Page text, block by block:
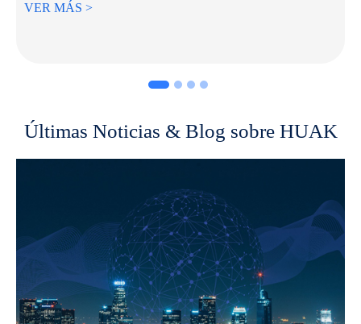
VER MÁS >
Últimas Noticias & Blog sobre HUAK